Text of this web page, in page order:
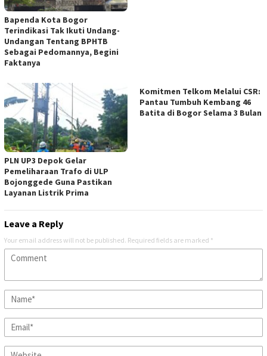
Bapenda Kota Bogor
Terindikasi Tak Ikuti Undang-
Undangan Tentang BPHTB
Sebagai Pedomannya, Begini
Faktanya
PLN UP3 Depok Gelar
Pemeliharaan Trafo di ULP
Bojonggede Guna Pastikan
Layanan Listrik Prima
Komitmen Telkom Melalui CSR:
Pantau Tumbuh Kembang 46
Batita di Bogor Selama 3 Bulan
Leave a Reply
Your email address will not be published. Required fields are marked *